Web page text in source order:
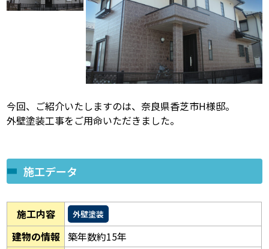
ヨネヤがお客様から選ばれる10の
リフォームローン
アパート・マンション修繕
今回、ご紹介いたしますのは、奈良県香芝市H様邸。
外壁塗装工事をご用命いただきました。
施工データ
施工内容 外壁塗装
建物の情報 築年数約15年